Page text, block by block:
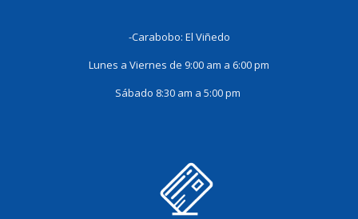
-Carabobo: El Viñedo
Lunes a Viernes de 9:00 am a 6:00 pm
Sábado 8:30 am a 5:00 pm